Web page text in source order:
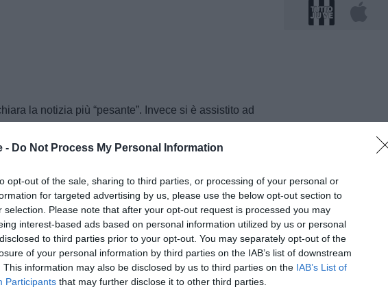
- Do Not Process My Personal Information
opt-out of the sale, sharing to third parties, or processing of your personal or
for targeted advertising by us, please use the below opt-out section to
selection. Please note that after your opt-out request is processed you may
interest-based ads based on personal information utilized by us or personal
to third parties prior to your opt-out. You may separately opt-out of the
of your personal information by third parties on the IAB’s list of downstream
This information may also be disclosed by us to third parties on the IAB’s List of
Participants that may further disclose it to other third parties.
la notizia più “pesante”. Invece si è assistito ad
famose “chat di Fagioli e compagni” hanno
e rubriche di commento più o meno moralistiche; la
invece è passata sotto traccia.
importante conoscere ogni dettaglio su chi giocava
di una multa di 500 Euro, nell’ambito di una
anche se – a quello che si sa finora – non si
scommesse sul calcio (tralasciamo il fatto che sulla
marchio di una società di scommesse e che nel cda
il proprietario di una piattaforma per le
sul calcio di Serie A traeva profitto). Molto meno